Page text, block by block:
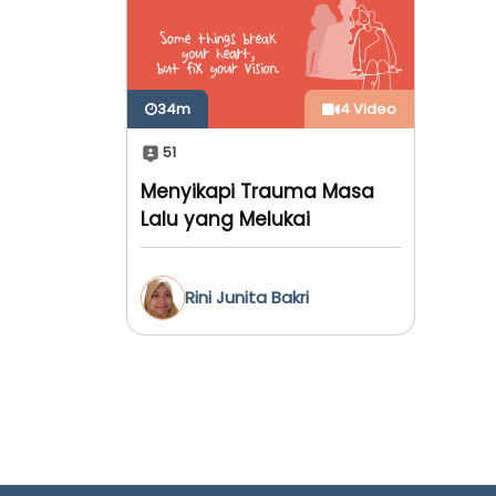
34m 4 Video
51
Menyikapi Trauma Masa
Lalu yang Melukai
Hubungan Saat Ini
Rini Junita Bakri